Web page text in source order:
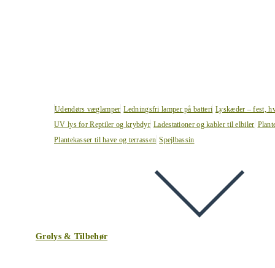
Udendørs væglamper Ledningsfri lamper på batteri Lyskæder – fest,
UV lys for Reptiler og krybdyr Ladestationer og kabler til elbiler
Plantekasser til have og terrassen Spejlbassin
Grolys & Tilbehør